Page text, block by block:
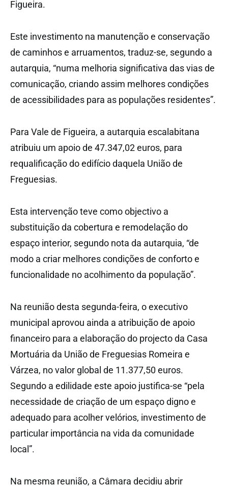
Figueira.
Este investimento na manutenção e conservação
de caminhos e arruamentos, traduz-se, segundo a
autarquia, “numa melhoria significativa das vias de
comunicação, criando assim melhores condições
de acessibilidades para as populações residentes”.
Para Vale de Figueira, a autarquia escalabitana
atribuiu um apoio de 47.347,02 euros, para
requalificação do edifício daquela União de
Freguesias.
Esta intervenção teve como objectivo a
substituição da cobertura e remodelação do
espaço interior, segundo nota da autarquia, “de
modo a criar melhores condições de conforto e
funcionalidade no acolhimento da população”.
Na reunião desta segunda-feira, o executivo
municipal aprovou ainda a atribuição de apoio
financeiro para a elaboração do projecto da Casa
Mortuária da União de Freguesias Romeira e
Várzea, no valor global de 11.377,50 euros.
Segundo a edilidade este apoio justifica-se “pela
necessidade de criação de um espaço digno e
adequado para acolher velórios, investimento de
particular importância na vida da comunidade
local”.
Na mesma reunião, a Câmara decidiu abrir